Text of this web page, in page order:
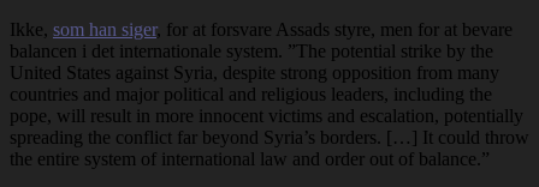
Ikke, som han siger, for at forsvare Assads styre, men for at bevare
balancen i det internationale system. ”The potential strike by the
United States against Syria, despite strong opposition from many
countries and major political and religious leaders, including the
pope, will result in more innocent victims and escalation, potentially
spreading the conflict far beyond Syria’s borders. […] It could throw
the entire system of international law and order out of balance.”